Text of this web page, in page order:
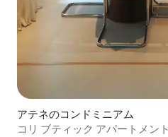
アテネのコンドミニアム
コリ ブティック アパートメント